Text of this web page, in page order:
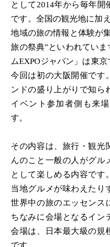
として2014年から毎年開
です。全国の観光地に加
地域の旅の情報と体験が
旅の祭典”といわれてい
ムEXPOジャパン」は東
今回は初の大阪開催です
ンドの盛り上がりで知ら
イベント参加者側も来
す。
その内容は、旅行・観光
んのこと一般の人がグル
として楽しめる内容です
当地グルメが味わえたり
世界中の旅のエッセンス
ちなみに会場となるイン
会場は、日本最大級の規